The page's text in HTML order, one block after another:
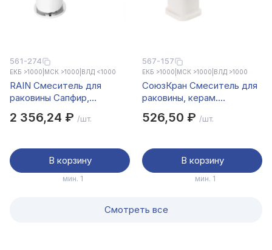
561-274
ЕКБ >1000 МСК >1000 ВЛД <1000
RAIN Смеситель для
раковины Сапфир,
латунь, хром
2 356,24 ₽ /шт.
В корзину
мин. 1
567-157
ЕКБ >1000 МСК >1000 ВЛД >1000
СоюзКран Смеситель для
раковины, керам.
25мм, металлопластик,
526,50 ₽ /шт.
В корзину
мин. 1
Смотреть все